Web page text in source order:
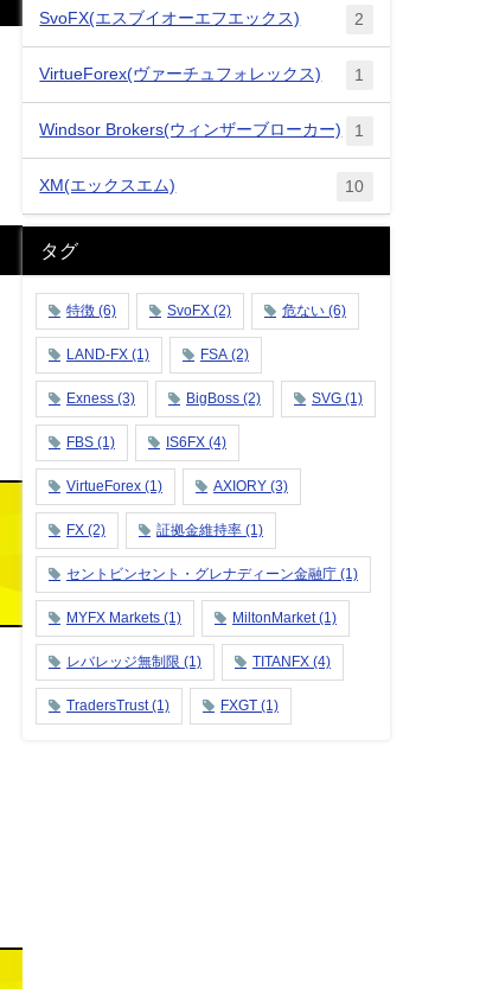
SvoFX(エスブイオーエフエックス) 2
VirtueForex(ヴァーチュフォレックス) 1
Windsor Brokers(ウィンザーブローカー) 1
XM(エックスエム) 10
タグ
特徴 (6) SvoFX (2) 危ない (6)
LAND-FX (1) FSA (2)
Exness (3) BigBoss (2) SVG (1)
FBS (1) IS6FX (4)
VirtueForex (1) AXIORY (3)
FX (2) 証拠金維持率 (1)
セントビンセント・グレナディーン金融庁 (1)
MYFX Markets (1) MiltonMarket(1)
レバレッジ無制限 (1) TITANFX (4)
TradersTrust(1) FXGT (1)